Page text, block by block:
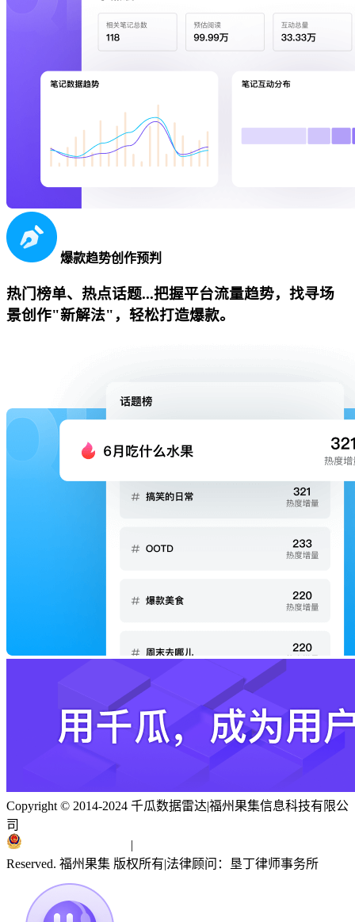
爆款趋势创作预判
热门榜单、热点话题...把握平台流量趋势，找寻场
景创作"新解法"，轻松打造爆款。
Copyright © 2014-2024 千瓜数据雷达|福州果集信息科技有限公
司
|
Reserved. 福州果集 版权所有|法律顾问：垦丁律师事务所